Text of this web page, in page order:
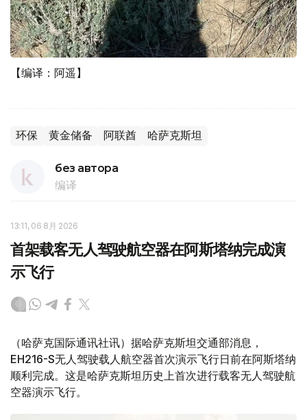
【编译：阿遥】
环保 黄金储备 阿联酋 哈萨克斯坦
без автора
编译
13:11, 06 8月 2026
首架载客无人驾驶航空器在阿斯塔纳完成演
示飞行
（哈萨克国际通讯社讯）据哈萨克斯坦交通部消息，
EH216-S无人驾驶载人航空器首次演示飞行日前在阿斯塔纳
顺利完成。这是哈萨克斯坦历史上首次进行载客无人驾驶航
空器演示飞行。